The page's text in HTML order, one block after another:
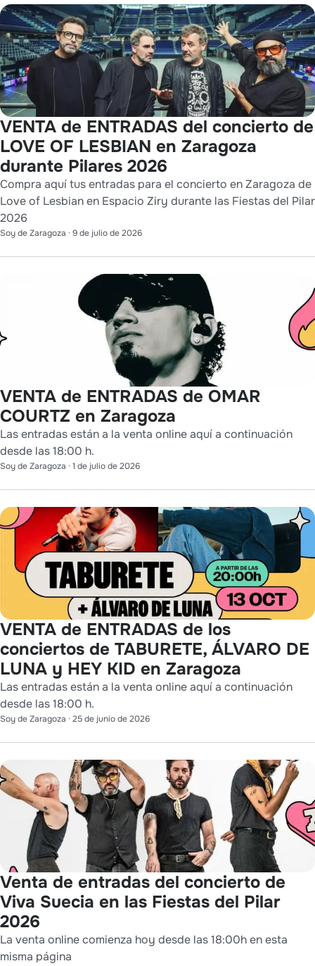
VENTA de ENTRADAS del concierto de
LOVE OF LESBIAN en Zaragoza
durante Pilares 2026
Compra aquí tus entradas para el concierto en Zaragoza de
Love of Lesbian en Espacio Ziry durante las Fiestas del Pilar
2026
Soy de Zaragoza · 9 de julio de 2026
VENTA de ENTRADAS de OMAR
COURTZ en Zaragoza
Las entradas están a la venta online aquí a continuación
desde las 18:00 h.
Soy de Zaragoza · 1 de julio de 2026
VENTA de ENTRADAS de los
conciertos de TABURETE, ÁLVARO DE
LUNA y HEY KID en Zaragoza
Las entradas están a la venta online aquí a continuación
desde las 18:00 h.
Soy de Zaragoza · 25 de junio de 2026
Venta de entradas del concierto de
Viva Suecia en las Fiestas del Pilar
2026
La venta online comienza hoy desde las 18:00h en esta
misma página